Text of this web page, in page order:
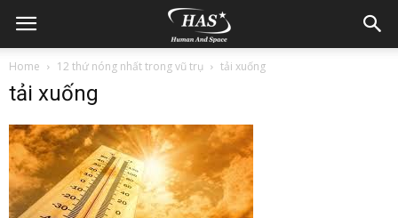
Home 12 thứ nóng nhất trong vũ trụ tải xuống
tải xuống